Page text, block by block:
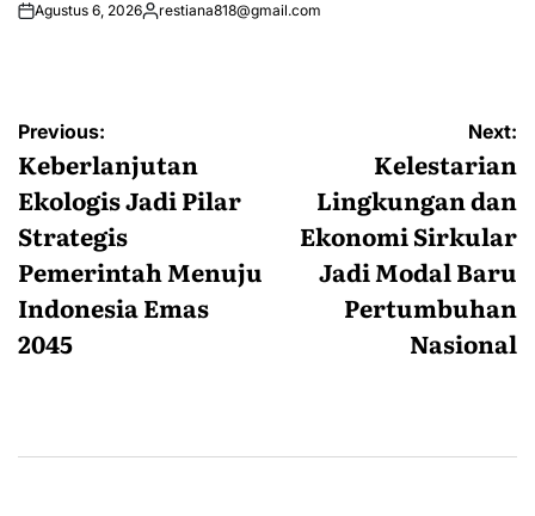
Agustus 6, 2026Posted
restiana818@gmail.com
Navigasi
pos
Previous:
Keberlanjutan
Ekologis Jadi Pilar
Strategis
Pemerintah Menuju
Indonesia Emas
2045
Next:
Kelestarian
Lingkungan dan
Ekonomi Sirkular
Jadi Modal Baru
Pertumbuhan
Nasional